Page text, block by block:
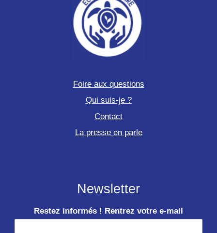
Foire aux questions
Qui suis-je ?
Contact
La presse en parle
Newsletter
Restez informés ! Rentrez votre e-mail